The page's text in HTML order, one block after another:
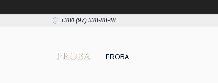
+380 (97) 338-88-48
PROBA